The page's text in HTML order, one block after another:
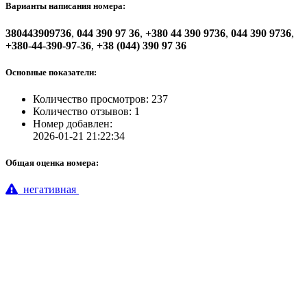
Варианты написания номера:
380443909736, 044 390 97 36, +380 44 390 9736, 044 390 9736,
+380-44-390-97-36, +38 (044) 390 97 36
Основные показатели:
Количество просмотров: 237
Количество отзывов: 1
Номер добавлен:
2026-01-21 21:22:34
Общая оценка номера:
негативная